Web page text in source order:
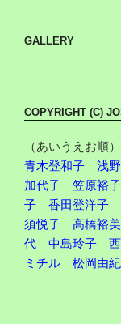
GALLERY
COPYRIGHT (C)
（あいうえお順）
青木登和子
浅
加代子
笠原裕子
子
香田登洋子
須悦子
高橋裕
代
中島玲子
ミチル
松岡由